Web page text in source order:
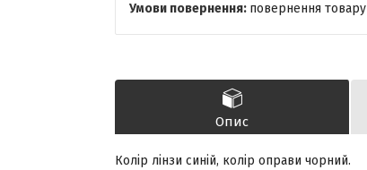
повернення
Опис
Колір лінзи синій, колір оправи чорний.